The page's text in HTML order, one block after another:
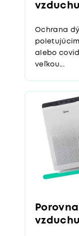
vzduchu
Ochrana
alebo
veľkou...
vzduchu